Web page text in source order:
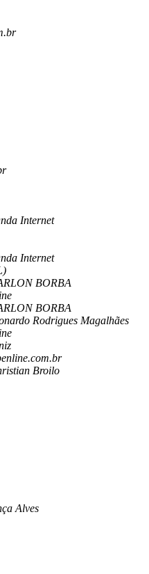
Internet
Internet
BORBA
BORBA
Rodrigues Magalhães
Broilo
Alves